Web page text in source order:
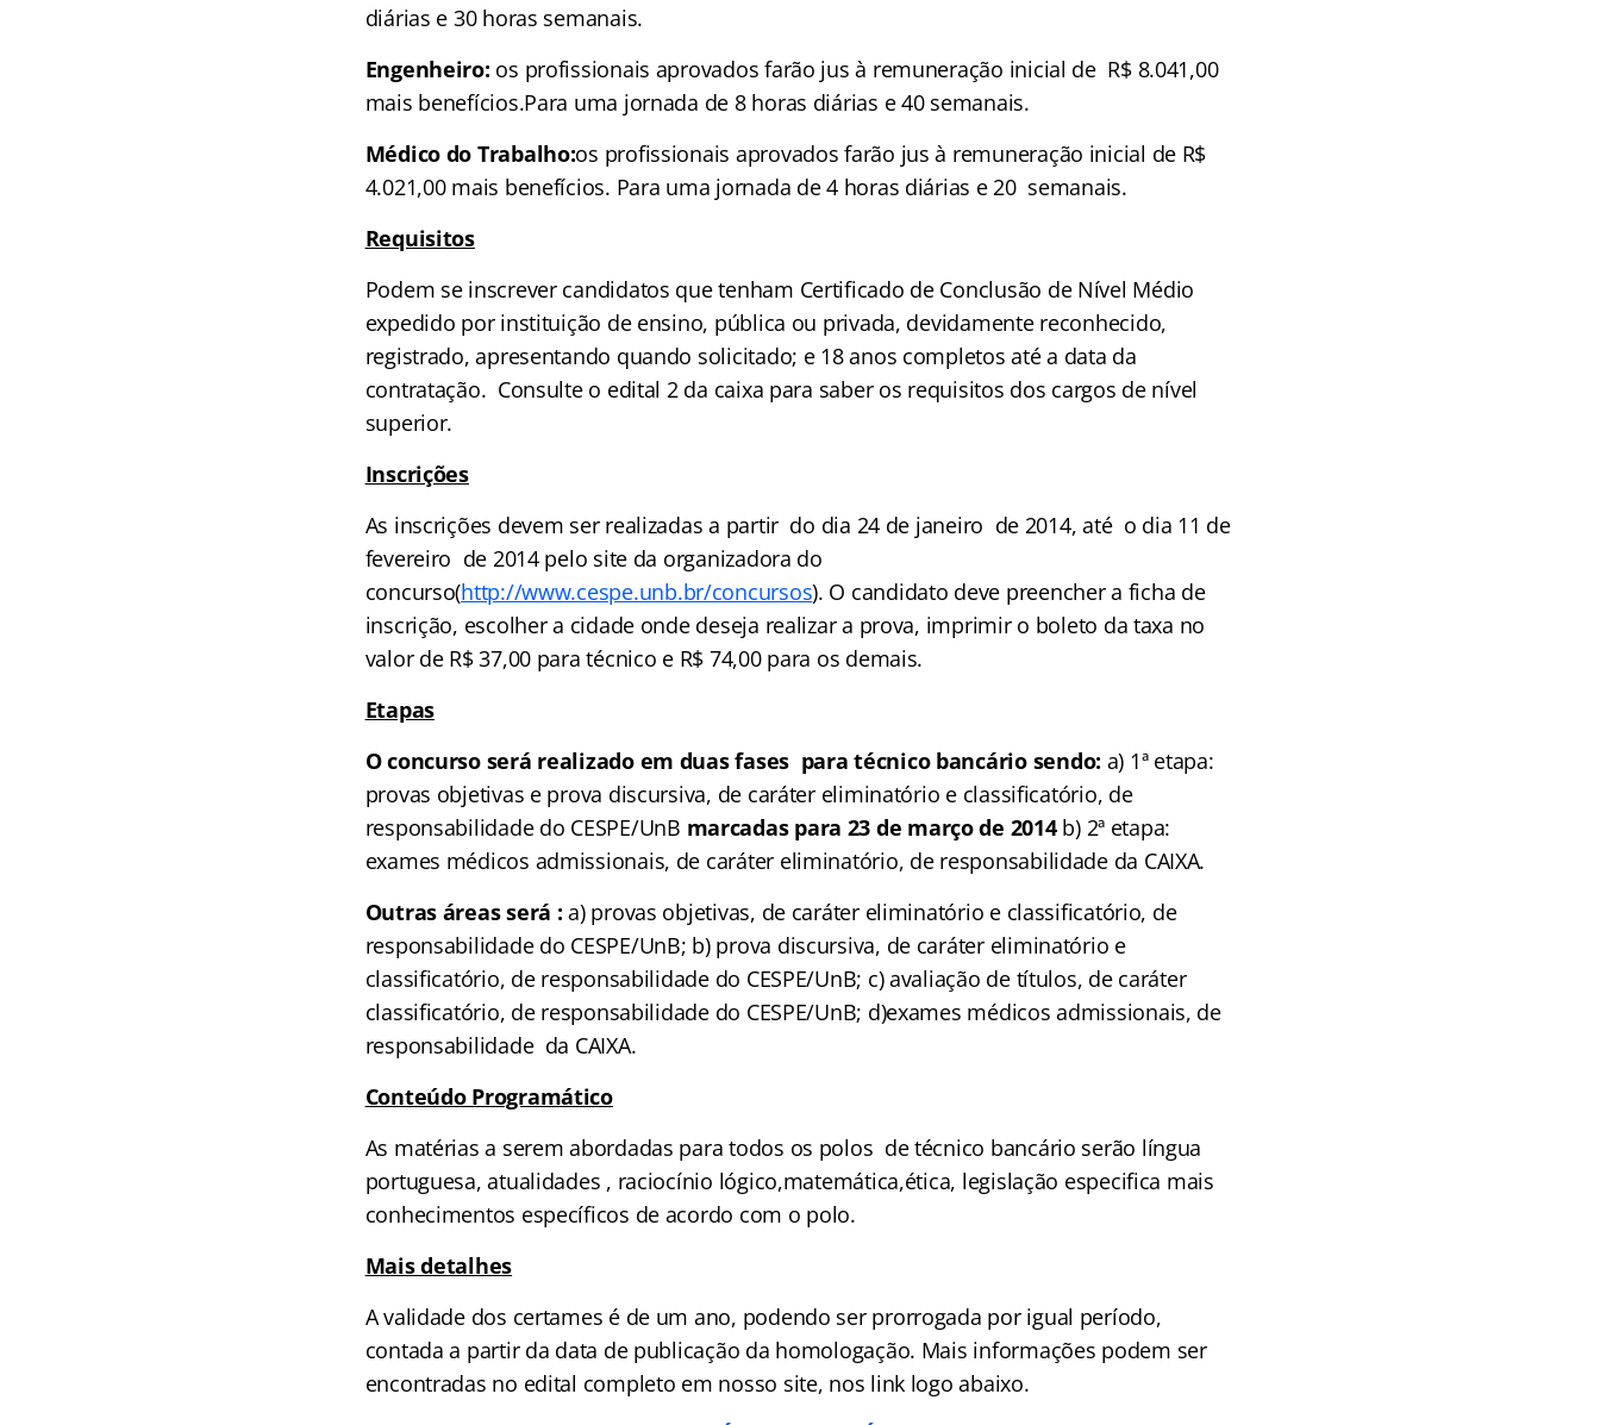
diárias e 30 horas semanais.
Engenheiro: os profissionais aprovados farão jus à remuneração inicial de R$ 8.041,00
mais benefícios.Para uma jornada de 8 horas diárias e 40 semanais.
Médico do Trabalho:os profissionais aprovados farão jus à remuneração inicial de R$
4.021,00 mais benefícios. Para uma jornada de 4 horas diárias e 20 semanais.
Requisitos
Podem se inscrever candidatos que tenham Certificado de Conclusão de Nível Médio
expedido por instituição de ensino, pública ou privada, devidamente reconhecido,
registrado, apresentando quando solicitado; e 18 anos completos até a data da
contratação. Consulte o edital 2 da caixa para saber os requisitos dos cargos de nível
superior.
Inscrições
As inscrições devem ser realizadas a partir do dia 24 de janeiro de 2014, até o dia 11 de
fevereiro de 2014 pelo site da organizadora do
concurso(http://www.cespe.unb.br/concursos). O candidato deve preencher a ficha de
inscrição, escolher a cidade onde deseja realizar a prova, imprimir o boleto da taxa no
valor de R$ 37,00 para técnico e R$ 74,00 para os demais.
Etapas
O concurso será realizado em duas fases para técnico bancário sendo: a) 1ª etapa:
provas objetivas e prova discursiva, de caráter eliminatório e classificatório, de
responsabilidade do CESPE/UnB marcadas para 23 de março de 2014b) 2ª etapa:
exames médicos admissionais, de caráter eliminatório, de responsabilidade da CAIXA.
Outras áreas será : a) provas objetivas, de caráter eliminatório e classificatório, de
responsabilidade do CESPE/UnB; b) prova discursiva, de caráter eliminatório e
classificatório, de responsabilidade do CESPE/UnB; c) avaliação de títulos, de caráter
classificatório, de responsabilidade do CESPE/UnB; d)exames médicos admissionais, de
responsabilidade da CAIXA.
Conteúdo Programático
As matérias a serem abordadas para todos os polos de técnico bancário serão língua
portuguesa, atualidades , raciocínio lógico,matemática,ética, legislação especifica mais
conhecimentos específicos de acordo com o polo.
Mais detalhes
A validade dos certames é de um ano, podendo ser prorrogada por igual período,
contada a partir da data de publicação da homologação. Mais informações podem ser
encontradas no edital completo em nosso site, nos link logo abaixo.